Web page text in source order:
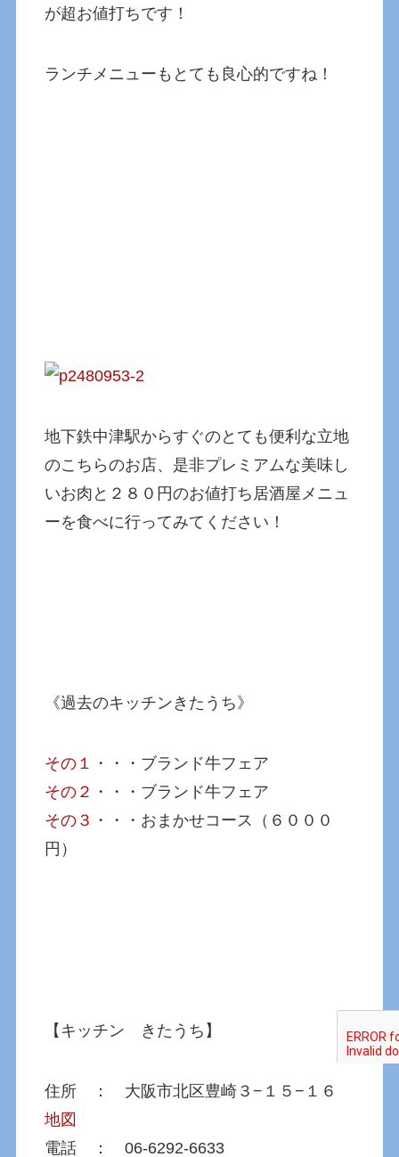
が超お値打ちです！
ランチメニューもとても良心的ですね！
地下鉄中津駅からすぐのとても便利な立地
のこちらのお店、是非プレミアムな美味し
いお肉と２８０円のお値打ち居酒屋メニュ
ーを食べに行ってみてください！
《過去のキッチンきたうち》
その１ ・・・ブランド牛フェア
その２ ・・・ブランド牛フェア
その３ ・・・おまかせコース（６０００
円）
【キッチン きたうち】
住所 ： 大阪市北区豊崎３−１５−１６
地図
電話 ： 06-6292-6633